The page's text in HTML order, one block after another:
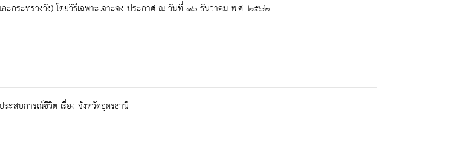
ะกระทรวงวัง) โดยวิธีเฉพาะเจาะจง ประกาศ ณ วันที่ ๑๖ ธันวาคม พ.ศ. ๒๕๖๒
ระสบการณ์ชีวิต เรื่อง จังหวัดอุดรธานี